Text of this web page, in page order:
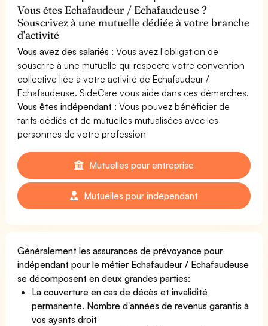
Vous êtes Echafaudeur / Echafaudeuse ?
Souscrivez à une mutuelle dédiée à votre branche
d'activité
Vous avez des salariés : Vous avez l'obligation de
souscrire à une mutuelle qui respecte votre convention
collective liée à votre activité de Echafaudeur /
Echafaudeuse. SideCare vous aide dans ces démarches.
Vous êtes indépendant : Vous pouvez bénéficier de
tarifs dédiés et de mutuelles mutualisées avec les
personnes de votre profession
Mutuelles pour entreprise
Mutuelles pour indépendant
Généralement les assurances de prévoyance pour
indépendant pour le métier Echafaudeur / Echafaudeuse
se décomposent en deux grandes parties:
La couverture en cas de décès et invalidité
permanente. Nombre d'années de revenus garantis à
vos ayants droit